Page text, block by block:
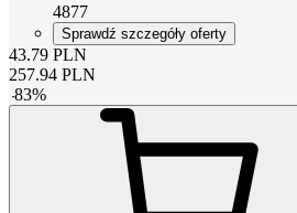
4877
Sprawdź szczegóły oferty
43.79 PLN
257.94 PLN
-83%